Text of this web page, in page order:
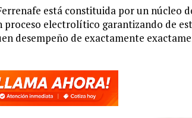
está constituida por un núcleo
proceso electrolítico garantizando de
desempeño de exactamente